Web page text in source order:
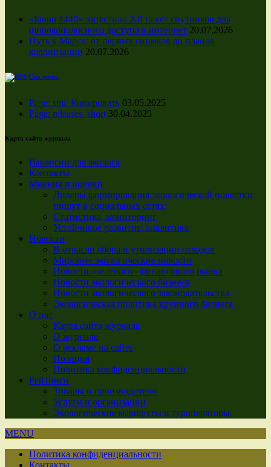
«Бюро 1440» запустило 2-й пакет спутников для
широкополосного доступа в интернет 20.07.2026
Путь к Марсу: от первых снимков до планов
колонизации 20.07.2026
Сколково
Page: smi_Копировать 03.05.2025
Page: releases_short 30.04.2025
Карта сайта журнала
Вакансии для эколога
Контакты
Мнения и оценки
Лидеры формирования экологической повестки
пишут в социальных сетях:
Статистика, мониторинг
Устойчивое развитие, аналитика
Новости
В отрасли сбора и утилизации отходов
Мировые экологические новости
Новости «зеленого» финансового рынка
Новости экологического бизнеса
Новости экологического законодательства
Экологическая политика крупного бизнеса
О нас
Карта сайта журнала
О журнале
О рекламе на сайте
Позиция
Политика конфиденциальности
Рейтинги
Товары и производители
Услуги и организации
Экологические маршруты и туроператоры
MENU
Политика конфиденциальности
Контакты